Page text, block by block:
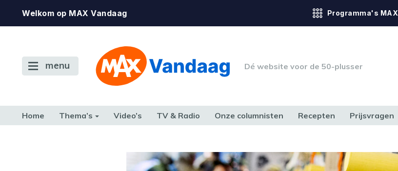
Welkom op MAX Vandaag Programma's MAX
menu Dé website voor de 50-plusser
Home Thema’s Video’s TV & Radio Onze columnisten Recepten Prijsvragen